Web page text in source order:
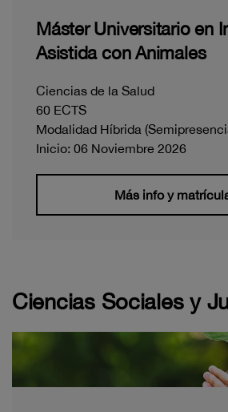
Máster Universitario en
Asistida con Animales
Ciencias de la Salud
60 ECTS
Modalidad Híbrida
Inicio: 06 Noviembre 2026
Más info y
Ciencias Sociales y